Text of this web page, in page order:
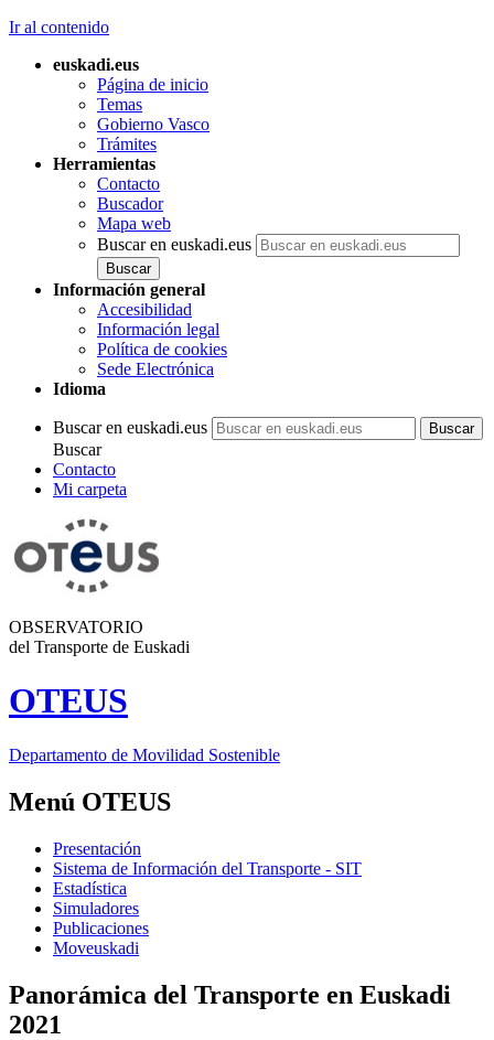
Ir al contenido
euskadi.eus
Página de inicio
Temas
Gobierno Vasco
Trámites
Herramientas
Contacto
Buscador
Mapa web
Buscar en euskadi.eus
Información general
Accesibilidad
Información legal
Política de cookies
Sede Electrónica
Idioma
Buscar en euskadi.eus
Buscar
Contacto
Mi carpeta
OBSERVATORIO
del Transporte de Euskadi
OTEUS
Departamento de Movilidad Sostenible
Menú OTEUS
Presentación
Sistema de Información del Transporte - SIT
Estadística
Simuladores
Publicaciones
Moveuskadi
Panorámica del Transporte en Euskadi
2021